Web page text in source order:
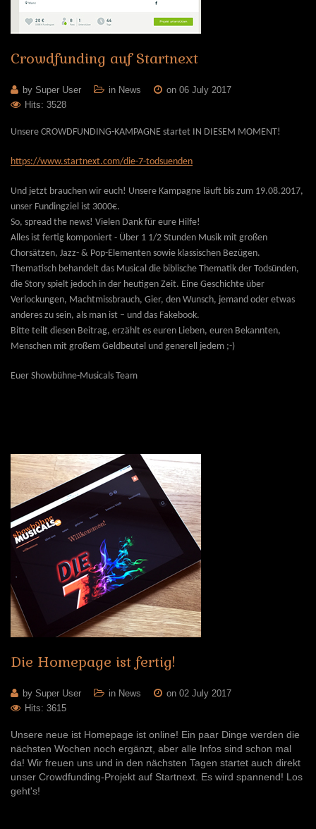
Crowdfunding auf Startnext
by Super User in News
on 06 July 2017
Hits: 3528
Unsere CROWDFUNDING-KAMPAGNE startet IN DIESEM MOMENT!
https://www.startnext.com/die-7-todsuenden
Und jetzt brauchen wir euch! Unsere Kampagne läuft bis zum 19.08.2017,
unser Fundingziel ist 3000€.
So, spread the news! Vielen Dank für eure Hilfe!
Alles ist fertig komponiert - Über 1 1/2 Stunden Musik mit großen
Chorsätzen, Jazz- & Pop-Elementen sowie klassischen Bezügen.
Thematisch behandelt das Musical die biblische Thematik der Todsünden,
die Story spielt jedoch in der heutigen Zeit. Eine Geschichte über
Verlockungen, Machtmissbrauch, Gier, den Wunsch, jemand oder etwas
anderes zu sein, als man ist – und das Fakebook.
Bitte teilt diesen Beitrag, erzählt es euren Lieben, euren Bekannten,
Menschen mit großem Geldbeutel und generell jedem ;-)
Euer Showbühne-Musicals Team
Die Homepage ist fertig!
by Super User in News
on 02 July 2017
Hits: 3615
Unsere neue ist Homepage ist online! Ein paar Dinge werden die
nächsten Wochen noch ergänzt, aber alle Infos sind schon mal
da! Wir freuen uns und in den nächsten Tagen startet auch direkt
unser Crowdfunding-Projekt auf Startnext. Es wird spannend! Los
geht's!